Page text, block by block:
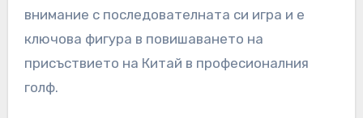
внимание с последователната си игра и е
ключова фигура в повишаването на
присъствието на Китай в професионалния
голф.